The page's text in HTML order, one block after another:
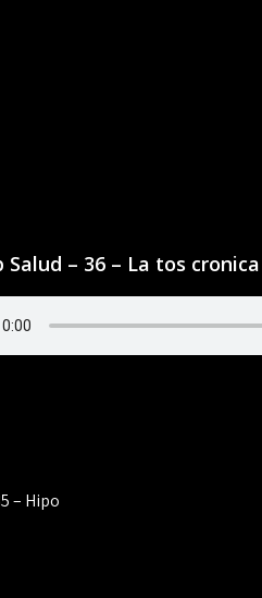
Salud – 36 – La tos cronica
– Hipo